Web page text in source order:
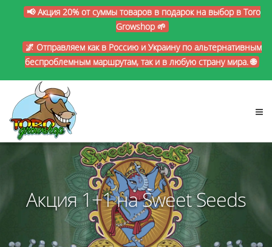
📢 Акция 20% от суммы товаров в подарок на выбор в Toro
Growshop 🌱
🌌 Отправляем как в Россию и Украину по альтернативным
беспроблемным маршрутам, так и в любую страну мира. 🌐
Акция 1+1 на Sweet Seeds